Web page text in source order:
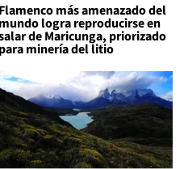
Flamenco más amenazado del
mundo logra reproducirse en
de Maricunga, priorizado
para minería del litio